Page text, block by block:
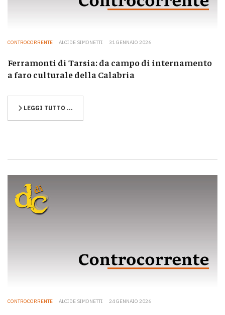
CONTROCORRENTE ALCIDE SIMONETTI 31 GENNAIO 2026
Ferramonti di Tarsia: da campo di internamento
a faro culturale della Calabria
LEGGI TUTTO …
CONTROCORRENTE ALCIDE SIMONETTI 24 GENNAIO 2026